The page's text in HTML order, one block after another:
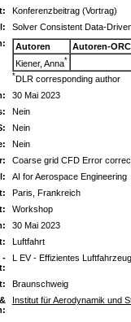
Konferenzbeitrag (Vortrag)
Solver Consistent Data-
Autoren
Autoren-
Kiener, Anna*
*DLR corresponding author
30 Mai 2023
Nein
Nein
Nein
Coarse grid CFD Error
AI for Aerospace Engineering
Paris, Frankreich
Workshop
30 Mai 2023
Luftfahrt
-
L EV - Effizientes Luftfahrzeug
Braunschweig
Institut für Aerodynamik und